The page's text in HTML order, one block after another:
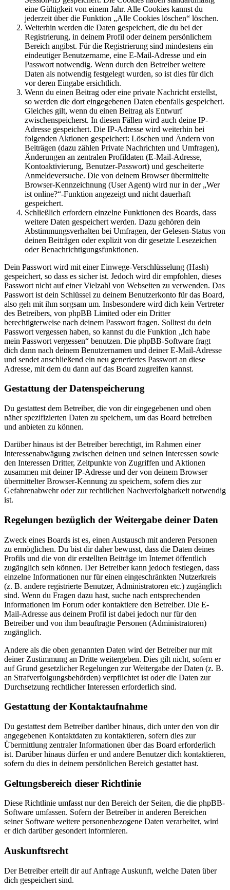
eine Gültigkeit von einem Jahr. Alle Cookies kannst du
jederzeit über die Funktion „Alle Cookies löschen“ löschen.
Weiterhin werden die Daten gespeichert, die du bei der
Registrierung, in deinem Profil oder deinem persönlichem
Bereich angibst. Für die Registrierung sind mindestens ein
eindeutiger Benutzername, eine E-Mail-Adresse und ein
Passwort notwendig. Wenn durch den Betreiber weitere
Daten als notwendig festgelegt wurden, so ist dies für dich
vor deren Eingabe ersichtlich.
Wenn du einen Beitrag oder eine private Nachricht erstellst,
so werden die dort eingegebenen Daten ebenfalls gespeichert.
Gleiches gilt, wenn du einen Beitrag als Entwurf
zwischenspeicherst. In diesen Fällen wird auch deine IP-
Adresse gespeichert. Die IP-Adresse wird weiterhin bei
folgenden Aktionen gespeichert: Löschen und Ändern von
Beiträgen (dazu zählen Private Nachrichten und Umfragen),
Änderungen an zentralen Profildaten (E-Mail-Adresse,
Kontoaktivierung, Benutzer-Passwort) und gescheiterte
Anmeldeversuche. Die von deinem Browser übermittelte
Browser-Kennzeichnung (User Agent) wird nur in der „Wer
ist online?“-Funktion angezeigt und nicht dauerhaft
gespeichert.
Schließlich erfordern einzelne Funktionen des Boards, dass
weitere Daten gespeichert werden. Dazu gehören dein
Abstimmungsverhalten bei Umfragen, der Gelesen-Status von
deinen Beiträgen oder explizit von dir gesetzte Lesezeichen
oder Benachrichtigungsfunktionen.
Dein Passwort wird mit einer Einwege-Verschlüsselung (Hash)
gespeichert, so dass es sicher ist. Jedoch wird dir empfohlen, dieses
Passwort nicht auf einer Vielzahl von Webseiten zu verwenden. Das
Passwort ist dein Schlüssel zu deinem Benutzerkonto für das Board,
also geh mit ihm sorgsam um. Insbesondere wird dich kein Vertreter
des Betreibers, von phpBB Limited oder ein Dritter
berechtigterweise nach deinem Passwort fragen. Solltest du dein
Passwort vergessen haben, so kannst du die Funktion „Ich habe
mein Passwort vergessen“ benutzen. Die phpBB-Software fragt
dich dann nach deinem Benutzernamen und deiner E-Mail-Adresse
und sendet anschließend ein neu generiertes Passwort an diese
Adresse, mit dem du dann auf das Board zugreifen kannst.
Gestattung der Datenspeicherung
Du gestattest dem Betreiber, die von dir eingegebenen und oben
näher spezifizierten Daten zu speichern, um das Board betreiben
und anbieten zu können.
Darüber hinaus ist der Betreiber berechtigt, im Rahmen einer
Interessenabwägung zwischen deinen und seinen Interessen sowie
den Interessen Dritter, Zeitpunkte von Zugriffen und Aktionen
zusammen mit deiner IP-Adresse und der von deinem Browser
übermittelter Browser-Kennung zu speichern, sofern dies zur
Gefahrenabwehr oder zur rechtlichen Nachverfolgbarkeit notwendig
ist.
Regelungen bezüglich der Weitergabe deiner Daten
Zweck eines Boards ist es, einen Austausch mit anderen Personen
zu ermöglichen. Du bist dir daher bewusst, dass die Daten deines
Profils und die von dir erstellten Beiträge im Internet öffentlich
zugänglich sein können. Der Betreiber kann jedoch festlegen, dass
einzelne Informationen nur für einen eingeschränkten Nutzerkreis
(z. B. andere registrierte Benutzer, Administratoren etc.) zugänglich
sind. Wenn du Fragen dazu hast, suche nach entsprechenden
Informationen im Forum oder kontaktiere den Betreiber. Die E-
Mail-Adresse aus deinem Profil ist dabei jedoch nur für den
Betreiber und von ihm beauftragte Personen (Administratoren)
zugänglich.
Andere als die oben genannten Daten wird der Betreiber nur mit
deiner Zustimmung an Dritte weitergeben. Dies gilt nicht, sofern er
auf Grund gesetzlicher Regelungen zur Weitergabe der Daten (z. B.
an Strafverfolgungsbehörden) verpflichtet ist oder die Daten zur
Durchsetzung rechtlicher Interessen erforderlich sind.
Gestattung der Kontaktaufnahme
Du gestattest dem Betreiber darüber hinaus, dich unter den von dir
angegebenen Kontaktdaten zu kontaktieren, sofern dies zur
Übermittlung zentraler Informationen über das Board erforderlich
ist. Darüber hinaus dürfen er und andere Benutzer dich kontaktieren,
sofern du dies in deinem persönlichen Bereich gestattet hast.
Geltungsbereich dieser Richtlinie
Diese Richtlinie umfasst nur den Bereich der Seiten, die die phpBB-
Software umfassen. Sofern der Betreiber in anderen Bereichen
seiner Software weitere personenbezogene Daten verarbeitet, wird
er dich darüber gesondert informieren.
Auskunftsrecht
Der Betreiber erteilt dir auf Anfrage Auskunft, welche Daten über
dich gespeichert sind.